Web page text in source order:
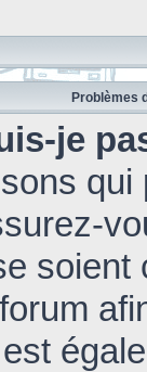
Problèmes
je
soient